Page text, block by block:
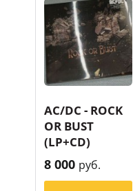
AC/DC - ROCK
OR BUST
(LP+CD)
8 000 руб.